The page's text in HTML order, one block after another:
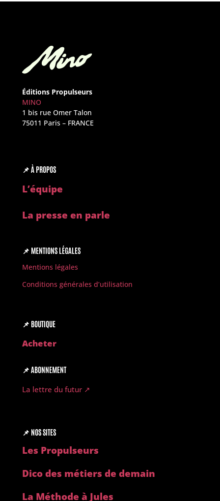
Éditions Propulseurs
MINO
1 bis rue Omer Talon
75011 Paris – FRANCE
📌 À PROPOS
L’équipe
La presse en parle
📌 MENTIONS LÉGALES
Mentions légales
Conditions générales d’utilisation
📌 BOUTIQUE
Acheter
📌 ABONNEMENT
La lettre du futur ↗︎
📌 NOS SITES
Les Propulseurs
Dico des métiers de demain
La Méthode à Jules